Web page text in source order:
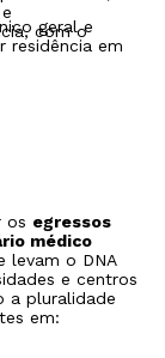
com o
geral e
residência em
os egressos
médico
levam o DNA
e centros
a pluralidade
em: